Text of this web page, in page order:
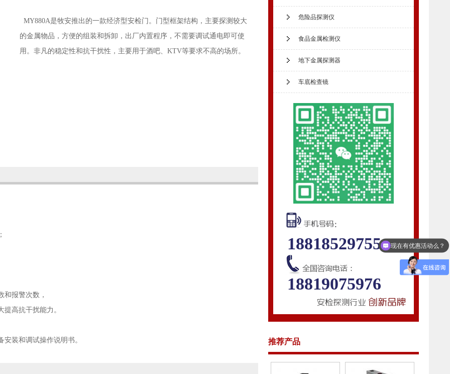
MY880A是牧安推出的一款经济型安检门。门型框架结构，主要探测较大
的金属物品，方便的组装和拆卸，出厂内置程序，不需要调试通电即可使
用。非凡的稳定性和抗干扰性，主要用于酒吧、KTV等要求不高的场所。
和报警次数，
高抗干扰能力。
装和调试操作说明书。
危险品探测仪
食品金属检测仪
地下金属探测器
车底检查镜
18818529755
18819075976
推荐产品
现在有优惠活动么？